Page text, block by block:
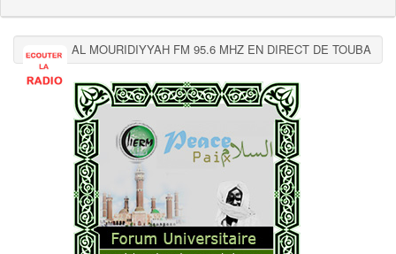
AL MOURIDIYYAH FM 95.6 MHZ EN DIRECT DE TOUBA